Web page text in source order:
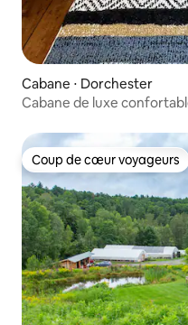
Cabane ⋅ Dorchester
Cabane de luxe
Coup de cœur voyageurs
Coup de cœur voyageurs